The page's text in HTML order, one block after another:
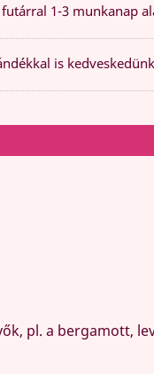
1-3 munkanap
is kedveskedünk
pl. a bergamott,